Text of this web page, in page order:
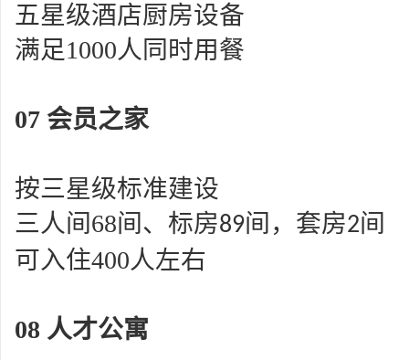
五星级酒店厨房设备
满足1000人同时用餐
07 会员之家
按三星级标准建设
三人间68间、标房89间，套房2间
可入住400人左右
08 人才公寓